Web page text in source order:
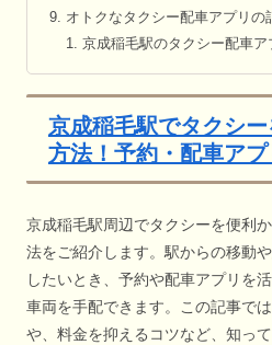
オトクなタクシー配車アプリの
京成稲毛駅のタクシー配車
京成稲毛駅でタクシ
方法！予約・配車ア
京成稲毛駅周辺でタクシーを便利
法をご紹介します。駅からの移動
したいとき、予約や配車アプリを
車両を手配できます。この記事で
や、料金を抑えるコツなど、知っ